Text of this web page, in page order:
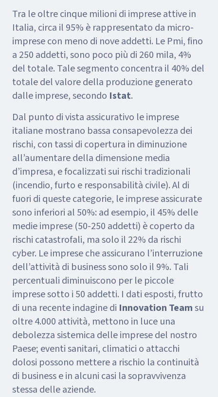
Tra le oltre cinque milioni di imprese attive in
Italia, circa il 95% è rappresentato da micro-
imprese con meno di nove addetti. Le Pmi, fino
a 250 addetti, sono poco più di 260 mila, 4%
del totale. Tale segmento concentra il 40% del
totale del valore della produzione generato
dalle imprese, secondo Istat.
Dal punto di vista assicurativo le imprese
italiane mostrano bassa consapevolezza dei
rischi, con tassi di copertura in diminuzione
all’aumentare della dimensione media
d’impresa, e focalizzati sui rischi tradizionali
(incendio, furto e responsabilità civile). Al di
fuori di queste categorie, le imprese assicurate
sono inferiori al 50%: ad esempio, il 45% delle
medie imprese (50-250 addetti) è coperto da
rischi catastrofali, ma solo il 22% da rischi
cyber. Le imprese che assicurano l’interruzione
dell’attività di business sono solo il 9%. Tali
percentuali diminuiscono per le piccole
imprese sotto i 50 addetti. I dati esposti, frutto
di una recente indagine di Innovation Teamsu
oltre 4.000 attività, mettono in luce una
debolezza sistemica delle imprese del nostro
Paese; eventi sanitari, climatici o attacchi
dolosi possono mettere a rischio la continuità
di business e in alcuni casi la sopravvivenza
stessa delle aziende.